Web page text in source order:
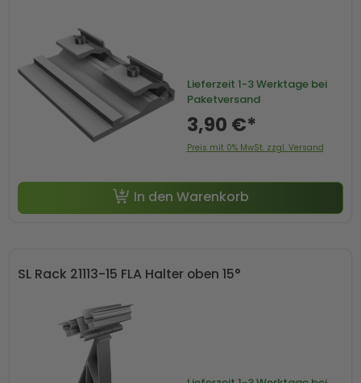
Lieferzeit 1-3 Werktage bei
Paketversand
3,90 €*
Preis mit 0% MwSt. zzgl. Versand
In den Warenkorb
SL Rack 21113-15 FLA Halter oben 15°